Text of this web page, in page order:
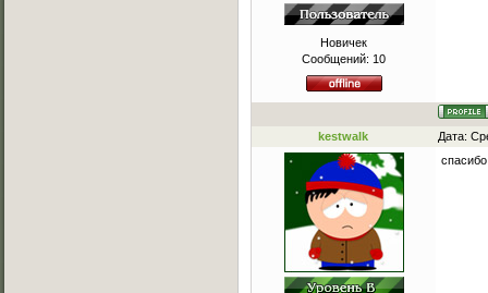
Новичек
Сообщений: 10
kestwalk Дата: